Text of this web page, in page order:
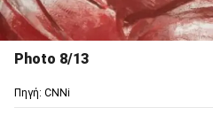
Photo 8/13
Πηγή: CNNi